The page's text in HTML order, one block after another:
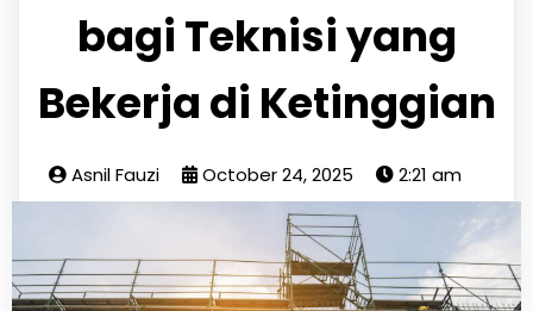
bagi Teknisi yang
Bekerja di Ketinggian
Asnil Fauzi October 24, 2025 2:21 am